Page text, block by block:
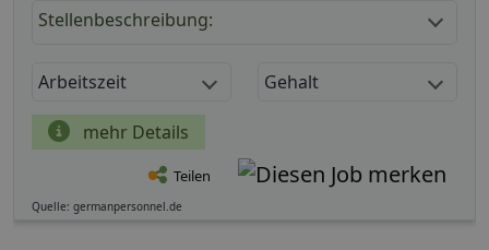
Stellenbeschreibung:
Arbeitszeit Gehalt
mehr Details
Teilen
Quelle: germanpersonnel.de